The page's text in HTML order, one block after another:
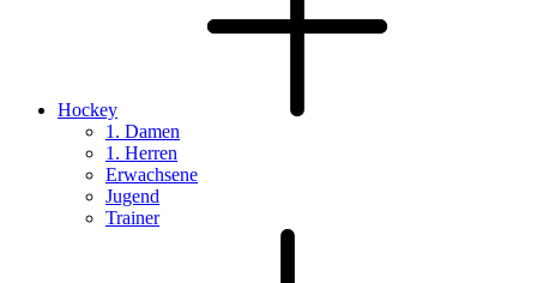
Hockey
1. Damen
1. Herren
Erwachsene
Jugend
Trainer